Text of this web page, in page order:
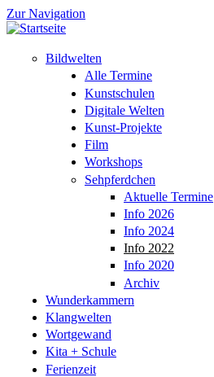
Zur Navigation
Bildwelten
Alle Termine
Kunstschulen
Digitale Welten
Kunst-Projekte
Film
Workshops
Sehpferdchen
Aktuelle Termine
Info 2026
Info 2024
Info 2022
Info 2020
Archiv
Wunderkammern
Klangwelten
Wortgewand
Kita + Schule
Ferienzeit